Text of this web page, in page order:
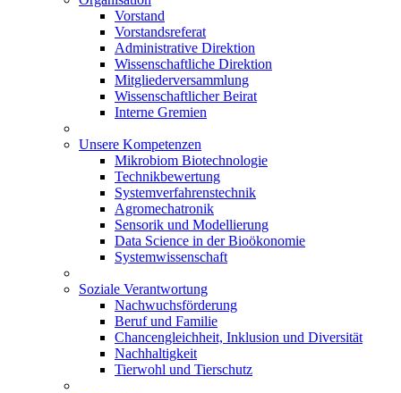
Vorstand
Vorstandsreferat
Administrative Direktion
Wissenschaftliche Direktion
Mitgliederversammlung
Wissenschaftlicher Beirat
Interne Gremien
Unsere Kompetenzen
Mikrobiom Biotechnologie
Technikbewertung
Systemverfahrenstechnik
Agromechatronik
Sensorik und Modellierung
Data Science in der Bioökonomie
Systemwissenschaft
Soziale Verantwortung
Nachwuchsförderung
Beruf und Familie
Chancengleichheit, Inklusion und Diversität
Nachhaltigkeit
Tierwohl und Tierschutz